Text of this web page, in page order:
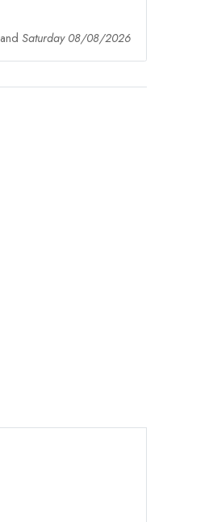
andSaturday 08/08/2026